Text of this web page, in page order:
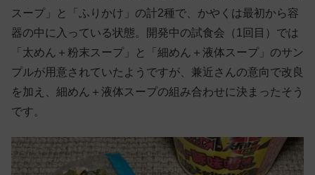
スープ」と「ふりかけ」の計2種で、かやくは最初から容
器の中に入っている状態。開発中の試食会（1回目）では
「太めん＋粉末スープ」と「細めん＋液体スープ」のサン
プルが用意されていたようですが、兼近さんの意向で改良
を加え、細めん＋液体スープの組み合わせに決まったそう
です。